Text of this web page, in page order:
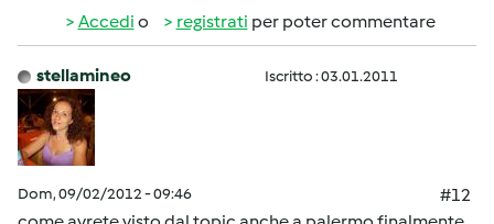
Accedi o registrati per poter commentare
stellamineo Iscritto : 03.01.2011
Dom, 09/02/2012 - 09:46
#12